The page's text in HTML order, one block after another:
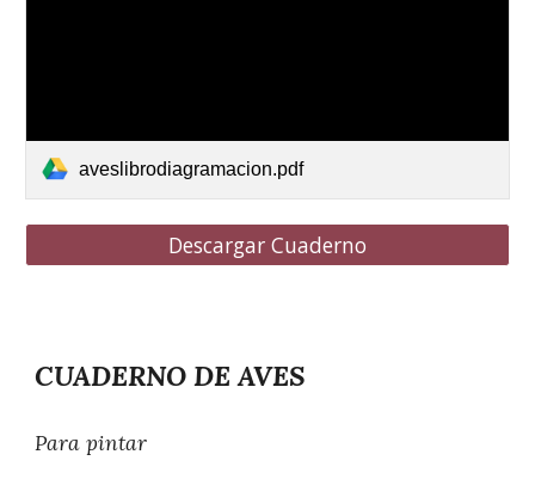
aveslibrodiagramacion.pdf
Descargar Cuaderno
CUADERNO DE AVES
Para pintar